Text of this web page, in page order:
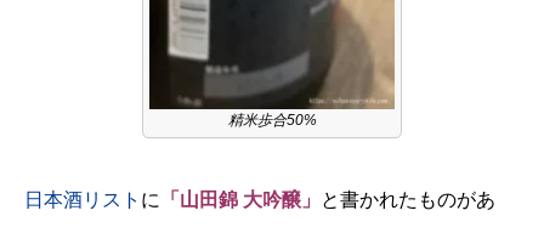
精米歩合50%
日本酒リスト に 「山田錦 大吟醸」 と書かれたものがあ